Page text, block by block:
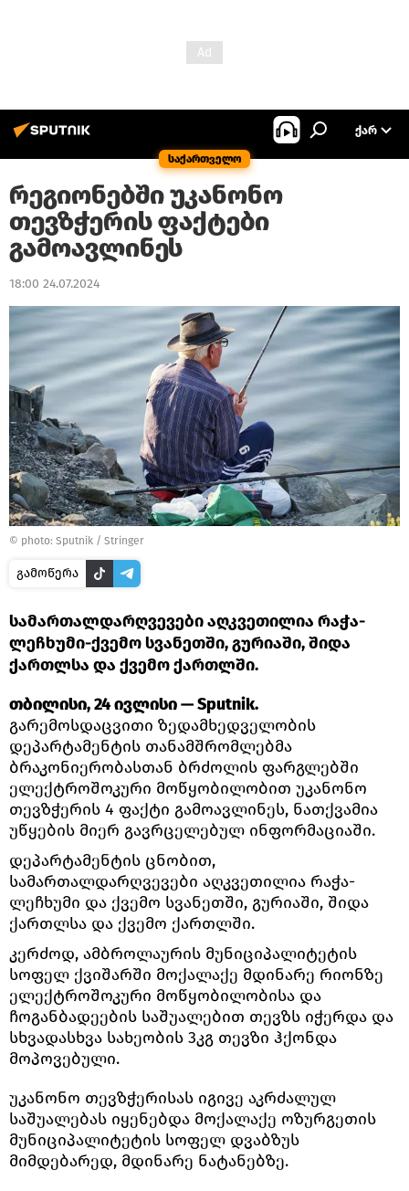
საქართველო
ᲥᲐᲠ
რეგიონებში უკანონო
თევზჭერის ფაქტები
გამოავლინეს
18:00 24.07.2024
© photo: Sputnik / Stringer
გამოწერა
სამართალდარღვევები აღკვეთილია რაჭა-
ლეჩხუმი-ქვემო სვანეთში, გურიაში, შიდა
ქართლსა და ქვემო ქართლში.
თბილისი, 24 ივლისი — Sputnik.
გარემოსდაცვითი ზედამხედველობის
დეპარტამენტის თანამშრომლებმა
ბრაკონიერობასთან ბრძოლის ფარგლებში
ელექტროშოკური მოწყობილობით უკანონო
თევზჭერის 4 ფაქტი გამოავლინეს, ნათქვამია
უწყების მიერ გავრცელებულ ინფორმაციაში.
დეპარტამენტის ცნობით,
სამართალდარღვევები აღკვეთილია რაჭა-
ლეჩხუმი და ქვემო სვანეთში, გურიაში, შიდა
ქართლსა და ქვემო ქართლში.
კერძოდ, ამბროლაურის მუნიციპალიტეტის
სოფელ ქვიშარში მოქალაქე მდინარე რიონზე
ელექტროშოკური მოწყობილობისა და
ჩოგანბადეების საშუალებით თევზს იჭერდა და
სხვადასხვა სახეობის 3კგ თევზი ჰქონდა
მოპოვებული.
უკანონო თევზჭერისას იგივე აკრძალულ
საშუალებას იყენებდა მოქალაქე ოზურგეთის
მუნიციპალიტეტის სოფელ დვაბზუს
მიმდებარედ, მდინარე ნატანებზე.